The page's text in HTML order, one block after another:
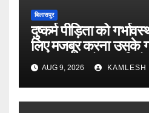
बिलासपुर
दुष्कर्म पीड़िता को
लिए मजबूर करना उसके
का उल्लंघन होगा-हाई
AUG 9, 2026 KAMLESH